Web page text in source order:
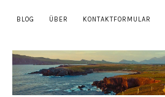
BLOG ÜBER KONTAKTFORMULAR